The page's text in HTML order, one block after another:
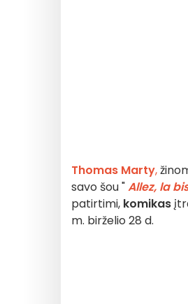
Thomas Marty,
savo šou "Allez, la
patirtimi, komikas
m. birželio 28 d.